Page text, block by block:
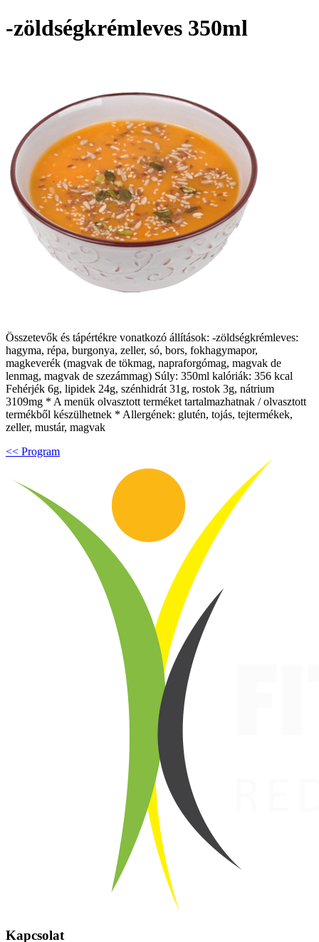
-zöldségkrémleves 350ml
Összetevők és tápértékre vonatkozó állítások: -zöldségkrémleves:
hagyma, répa, burgonya, zeller, só, bors, fokhagymapor,
magkeverék (magvak de tökmag, napraforgómag, magvak de
lenmag, magvak de szezámmag) Súly: 350ml kalóriák: 356 kcal
Fehérjék 6g, lipidek 24g, szénhidrát 31g, rostok 3g, nátrium
3109mg * A menük olvasztott terméket tartalmazhatnak / olvasztott
termékből készülhetnek * Allergének: glutén, tojás, tejtermékek,
zeller, mustár, magvak
<< Program
Kapcsolat